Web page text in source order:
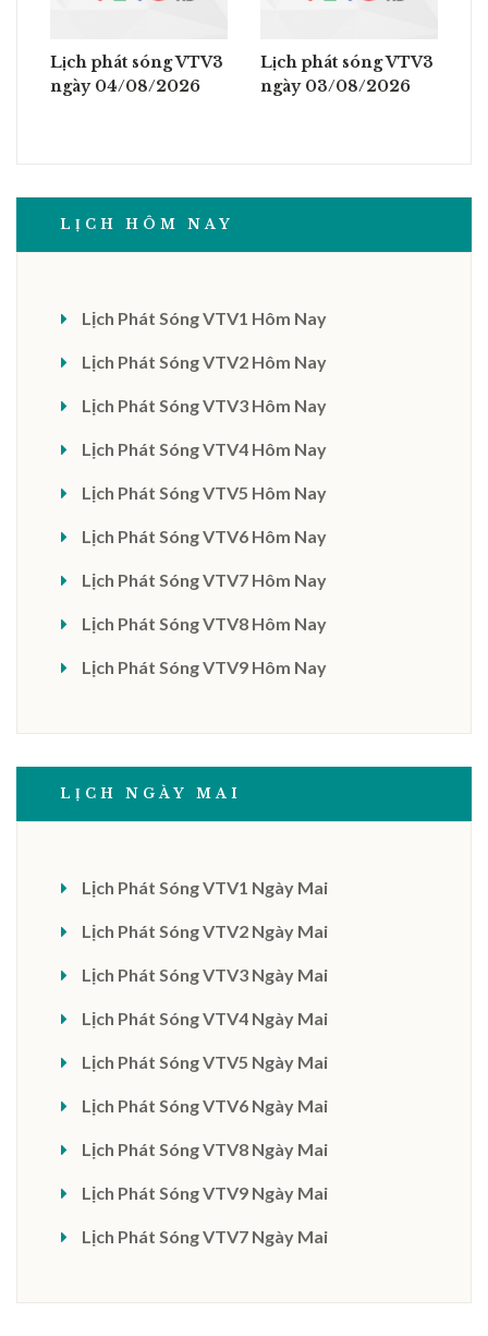
Lịch phát sóng VTV3
ngày 04/08/2026
Lịch phát sóng VTV3
ngày 03/08/2026
LỊCH HÔM NAY
Lịch Phát Sóng VTV1 Hôm Nay
Lịch Phát Sóng VTV2 Hôm Nay
Lịch Phát Sóng VTV3 Hôm Nay
Lịch Phát Sóng VTV4 Hôm Nay
Lịch Phát Sóng VTV5 Hôm Nay
Lịch Phát Sóng VTV6 Hôm Nay
Lịch Phát Sóng VTV7 Hôm Nay
Lịch Phát Sóng VTV8 Hôm Nay
Lịch Phát Sóng VTV9 Hôm Nay
LỊCH NGÀY MAI
Lịch Phát Sóng VTV1 Ngày Mai
Lịch Phát Sóng VTV2 Ngày Mai
Lịch Phát Sóng VTV3 Ngày Mai
Lịch Phát Sóng VTV4 Ngày Mai
Lịch Phát Sóng VTV5 Ngày Mai
Lịch Phát Sóng VTV6 Ngày Mai
Lịch Phát Sóng VTV8 Ngày Mai
Lịch Phát Sóng VTV9 Ngày Mai
Lịch Phát Sóng VTV7 Ngày Mai